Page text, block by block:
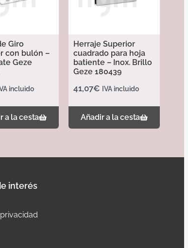
Giro
con bulón –
Geze
incluido
a la cesta
Herraje Superior
cuadrado para hoja
batiente – Inox. Brillo
Geze 180439
41,07€ IVA incluido
Añadir a la cesta
interés